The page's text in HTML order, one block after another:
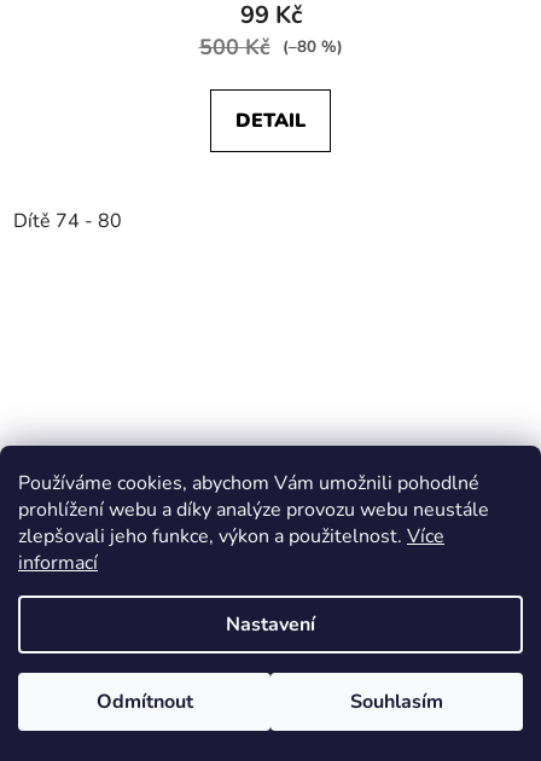
Používáme cookies, abychom Vám umožnili pohodlné
prohlížení webu a díky analýze provozu webu neustále
zlepšovali jeho funkce, výkon a použitelnost. Více
informací
Nastavení
Odmítnout Souhlasím
99 Kč
500 Kč (–80 %)
DETAIL
Dítě 74 - 80